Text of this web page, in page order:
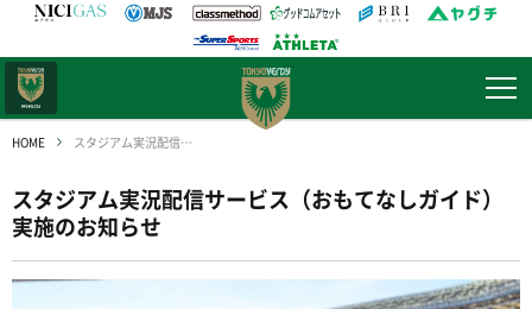
HOME スタジアム実況配信サービス（おもてなしガイド）実施のお知らせ
スタジアム実況配信サービス（おもてなしガイド）
実施のお知らせ